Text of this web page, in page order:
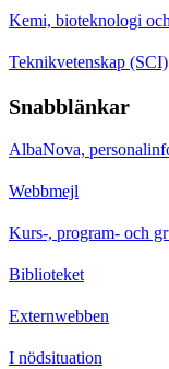
Kemi, bioteknologi
Teknikvetenskap (SCI)
Snabblänkar
AlbaNova,
Webbmejl
Kurs-, program- och
Biblioteket
Externwebben
I nödsituation